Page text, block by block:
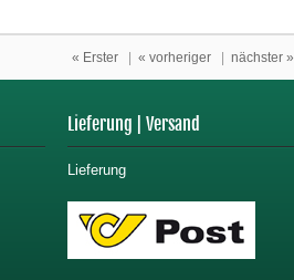
« Erster « vorheriger nächster »
Lieferung | Versand
Lieferung